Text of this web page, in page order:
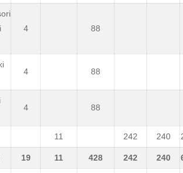
4 88
4 88
4 88
11 242 240
19 11 428 242 240